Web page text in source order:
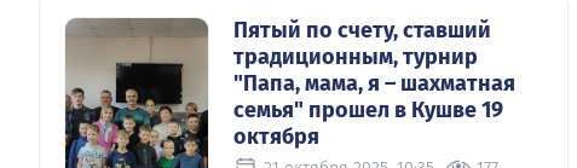
Пятый по счету, ставший
традиционным, турнир
"Папа, мама, я – шахматная
семья" прошел в Кушве 19
октября